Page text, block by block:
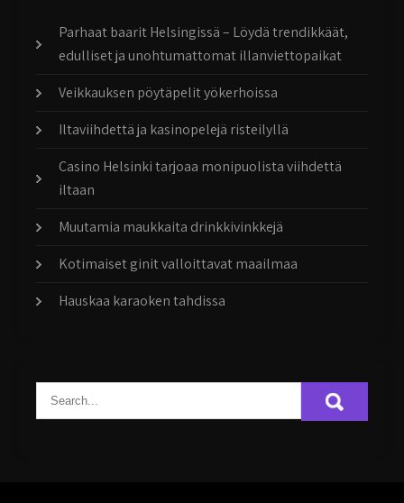
Parhaat baarit Helsingissä – Löydä trendikkäät,
edulliset ja unohtumattomat illanviettopaikat
Veikkauksen pöytäpelit yökerhoissa
Iltaviihdettä ja kasinopelejä risteilyllä
Casino Helsinki tarjoaa monipuolista viihdettä
iltaan
Muutamia maukkaita drinkkivinkkejä
Kotimaiset ginit valloittavat maailmaa
Hauskaa karaoken tahdissa